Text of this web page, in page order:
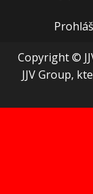
Copyright ©
JJV Group,